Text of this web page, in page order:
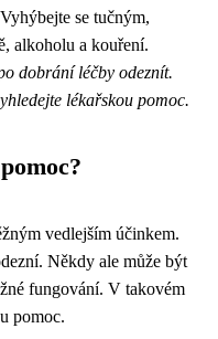
se tučným,
alkoholu a kouření.
dobrání léčby odeznít.
lékařskou pomoc.
vedlejším účinkem.
Někdy ale může být
fungování. V takovém
pomoc.